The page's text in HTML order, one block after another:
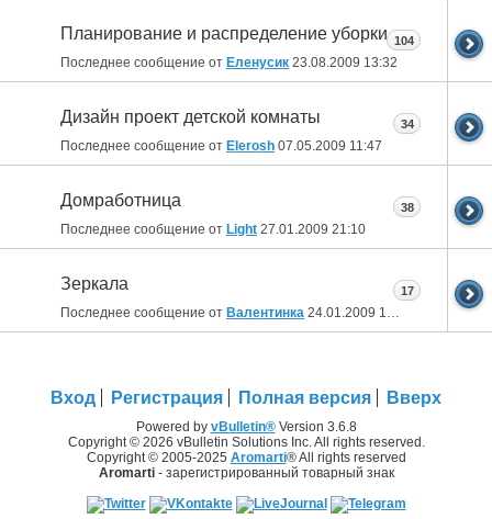
Планирование и распределение уборки
Последнее сообщение от Еленусик 23.08.2009 13:32
104
Дизайн проект детской комнаты
Последнее сообщение от Elerosh 07.05.2009 11:47
34
Домработница
Последнее сообщение от Light 27.01.2009 21:10
38
Зеркала
Последнее сообщение от Валентинка 24.01.2009 12:02
17
Вход Регистрация Полная версия Вверх
Powered by vBulletin®Version 3.6.8
Copyright © 2026 vBulletin Solutions Inc. All rights reserved.
Copyright © 2005-2025 Aromarti® All rights reserved
Aromarti- зарегистрированный товарный знак